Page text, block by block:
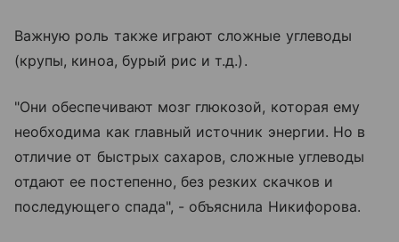
Важную роль также играют сложные углеводы
(крупы, киноа, бурый рис и т.д.).
"Они обеспечивают мозг глюкозой, которая ему
необходима как главный источник энергии. Но в
отличие от быстрых сахаров, сложные углеводы
отдают ее постепенно, без резких скачков и
последующего спада", - объяснила Никифорова.